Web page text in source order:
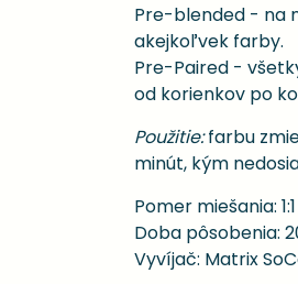
Pre-blended - na
akejkoľvek farby.
Pre-Paired -
od korienkov po
Použitie:farbu
minút, kým
Pomer miešania:
Doba pôsobenia:
Vyvíjač: Matrix